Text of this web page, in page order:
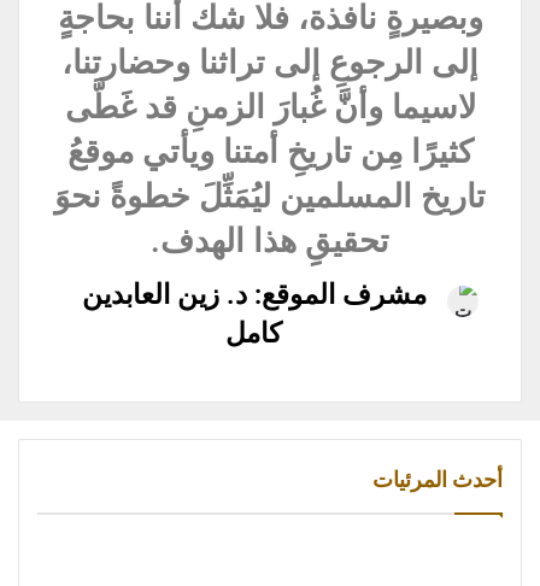
وبصيرةٍ نافذة، فلا شك أننا بحاجةٍ
إلى الرجوعِ إلى تراثنا وحضارتنا،
لاسيما وأنَّ غُبارَ الزمنِ قد غَطَّى
كثيرًا مِن تاريخِ أمتنا ويأتي موقعُ
تاريخ المسلمين ليُمَثِّلَ خطوةً نحوَ
تحقيقِِ هذا الهدف.
مشرف الموقع: د. زين العابدين
كامل
أحدث المرئيات